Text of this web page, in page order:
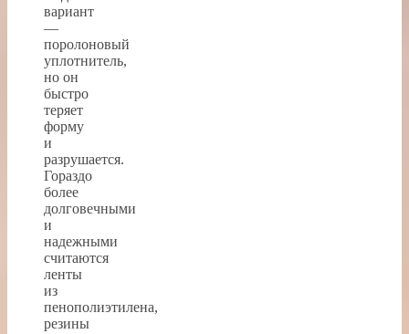
вариант
—
поролоновый
уплотнитель,
но он
быстро
теряет
форму
и
разрушается.
Гораздо
более
долговечными
и
надежными
считаются
ленты
из
пенополиэтилена,
резины